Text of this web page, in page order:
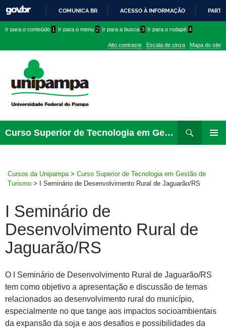
PARA
CONTEÚDO
COMUNICA BR ACESSO À INFORMAÇÃO
conteúdo
menu
superior
menu
Ir para o conteúdo 1 Ir para o menu 2 Ir para a busca 3 Ir para o rodapé 4
Alto contraste Escala de cinza Mapa do site
Curso Superior de Tecnologia em Gestão de Turismo
para
Cursos da Unipampa > Curso Superior de Tecnologia em Gestão de
Turismo > I Seminário de Desenvolvimento Rural de Jaguarão/RS
I Seminário de
Desenvolvimento Rural de
Jaguarão/RS
O I Seminário de Desenvolvimento Rural de Jaguarão/RS
tem como objetivo a apresentação e discussão de temas
relacionados ao desenvolvimento rural do município,
especialmente no que tange aos impactos socioambientais
da expansão da soja e aos desafios e possibilidades da